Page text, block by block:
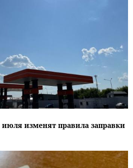
июля изменят правила заправки